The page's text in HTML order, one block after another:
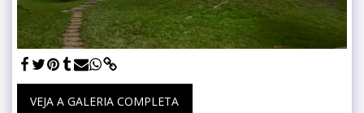
VEJA A GALERIA COMPLETA